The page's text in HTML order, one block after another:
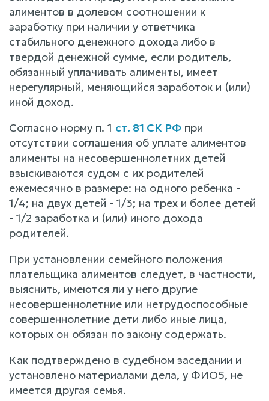
алиментов в долевом соотношении к
заработку при наличии у ответчика
стабильного денежного дохода либо в
твердой денежной сумме, если родитель,
обязанный уплачивать алименты, имеет
нерегулярный, меняющийся заработок и (или)
иной доход.
Согласно норму п. 1 ст. 81 СК РФ при
отсутствии соглашения об уплате алиментов
алименты на несовершеннолетних детей
взыскиваются судом с их родителей
ежемесячно в размере: на одного ребенка -
1/4; на двух детей - 1/3; на трех и более детей
- 1/2 заработка и (или) иного дохода
родителей.
При установлении семейного положения
плательщика алиментов следует, в частности,
выяснить, имеются ли у него другие
несовершеннолетние или нетрудоспособные
совершеннолетние дети либо иные лица,
которых он обязан по закону содержать.
Как подтверждено в судебном заседании и
установлено материалами дела, у ФИО5, не
имеется другая семья.